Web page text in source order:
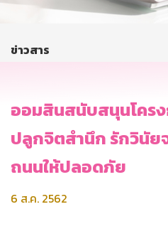
บริการออนไลน์
ข่าวสาร
ออมสินสนับสนุนโคร
ปลูกจิตสำนึก รักวินัยจ
ถนนให้ปลอดภัย
6 ส.ค. 2562